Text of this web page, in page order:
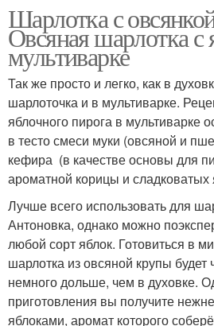
Шарлотка с
Овсяная шарлотка с
мультиварке
Так же просто и легко, как в
шарлоточка и в мультиварке.
яблочного пирога в мультиварке
в тесто смеси муки (овсяной и
кефира (в качестве основы для
ароматной корицы и сладковатых
Лучше всего использовать для
Антоновка, однако можно
любой сорт яблок. Готовиться в
шарлотка из овсяной крупы будет
немного дольше, чем в духовке.
приготовления вы получите
яблоками, аромат которого